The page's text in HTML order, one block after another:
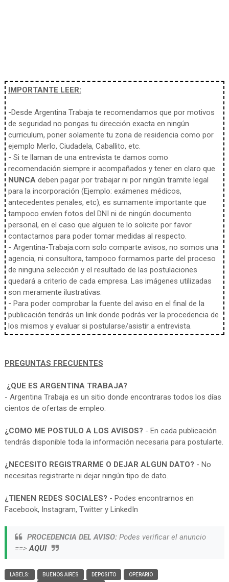
IMPORTANTE LEER:
-Desde Argentina Trabaja te recomendamos que por motivos
de seguridad no pongas tu dirección exacta en ningún
curriculum, poner solamente tu zona de residencia como por
ejemplo Merlo, Ciudadela, Caballito, etc.
- Si te llaman de una entrevista te damos como
recomendación siempre ir acompañados y tener en claro que
NUNCAdeben pagar por trabajar ni por ningún tramite legal
para la incorporación (Ejemplo: exámenes médicos,
antecedentes penales, etc), es sumamente importante que
tampoco envíen fotos del DNI ni de ningún documento
personal, en el caso que alguien te lo solicite por favor
contactarnos para poder tomar medidas al respecto.
- Argentina-Trabaja.com solo comparte avisos, no somos una
agencia, ni consultora, tampoco formamos parte del proceso
de ninguna selección y el resultado de las postulaciones
quedará a criterio de cada empresa. Las imágenes utilizadas
son meramente ilustrativas.
- Para poder comprobar la fuente del aviso en el final de la
publicación tendrás un link donde podrás ver la procedencia de
los mismos y evaluar si postularse/asistir a entrevista.
PREGUNTAS FRECUENTES
¿QUE ES ARGENTINA TRABAJA?
- Argentina Trabaja es un sitio donde encontraras todos los días
cientos de ofertas de empleo.
¿COMO ME POSTULO A LOS AVISOS? - En cada publicación
tendrás disponible toda la información necesaria para postularte.
¿NECESITO REGISTRARME O DEJAR ALGUN DATO? - No
necesitas registrarte ni dejar ningún tipo de dato.
¿TIENEN REDES SOCIALES? - Podes encontrarnos en
Facebook, Instagram, Twitter y LinkedIn
PROCEDENCIA DEL AVISO:Podes verificar el anuncio
==>AQUI
LABELS: BUENOS AIRES DEPOSITO
OPERARIO